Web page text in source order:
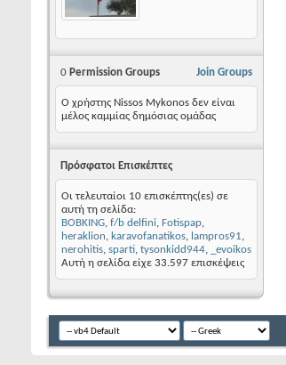
Join Groups
0 Permission Groups
Ο χρήστης Nissos Mykonos δεν είναι
μέλος καμμίας δημόσιας ομάδας
Πρόσφατοι Επισκέπτες
Οι τελευταίοι 10 επισκέπτης(εs) σε
αυτή τη σελίδα:
BOBKING, f/b delfini, Fotispap,
heraklion, karavofanatikos, lampros91,
nerohitis, sparti, tysonkidd944,
_evoikos
Αυτή η σελίδα είχε 33.597 επισκέψεις